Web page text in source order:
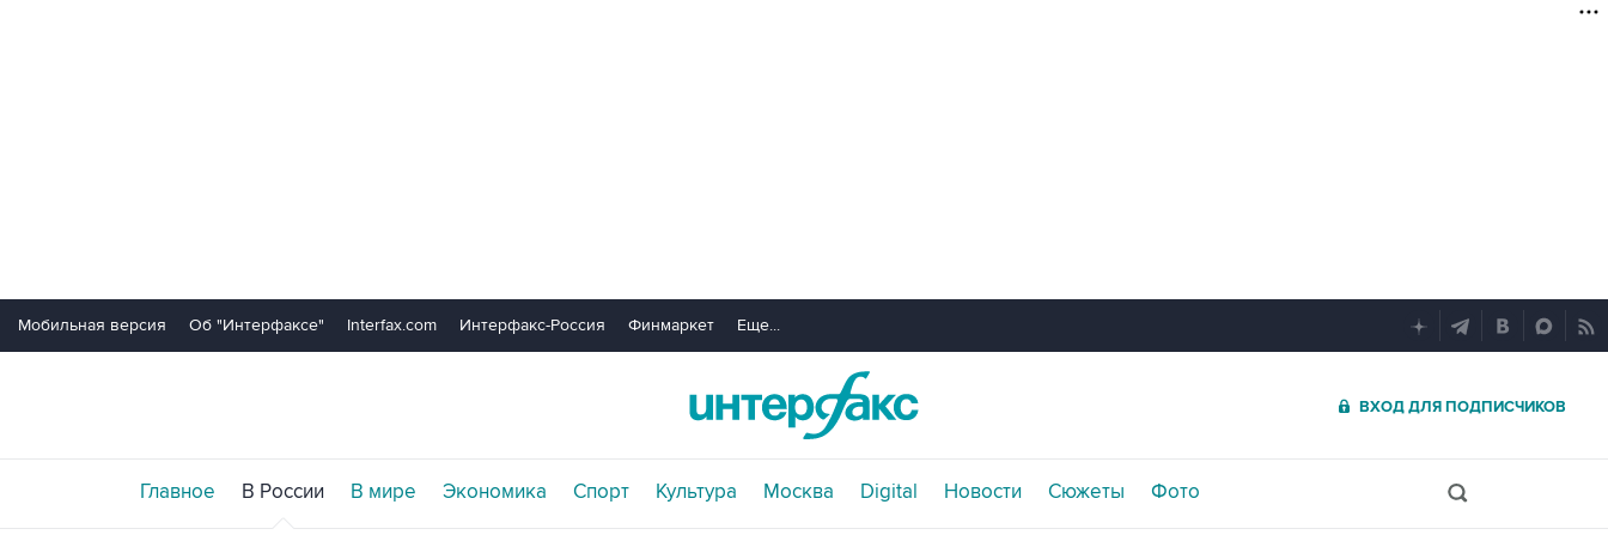
Мобильная версия Об "Интерфаксе" Interfax.com Интерфакс-Россия Финмаркет Еще...
ВХОД ДЛЯ ПОДПИСЧИКОВ
Главное В России В мире Экономика Спорт Культура Москва Digital Новости Сюжеты Фото